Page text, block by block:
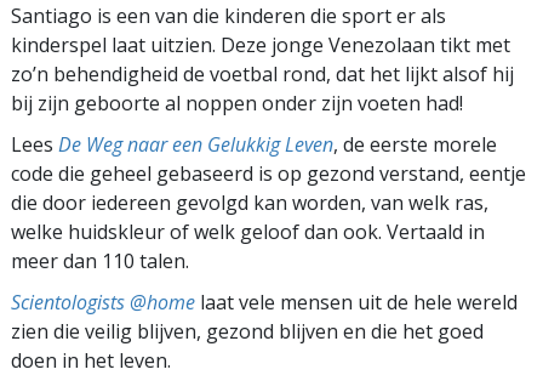
Santiago is een van die kinderen die sport er als
kinderspel laat uitzien. Deze jonge Venezolaan tikt met
zo’n behendigheid de voetbal rond, dat het lijkt alsof hij
bij zijn geboorte al noppen onder zijn voeten had!
Lees De Weg naar een Gelukkig Leven, de eerste morele
code die geheel gebaseerd is op gezond verstand, eentje
die door iedereen gevolgd kan worden, van welk ras,
welke huidskleur of welk geloof dan ook. Vertaald in
meer dan 110 talen.
Scientologists @home laat vele mensen uit de hele wereld
zien die veilig blijven, gezond blijven en die het goed
doen in het leven.